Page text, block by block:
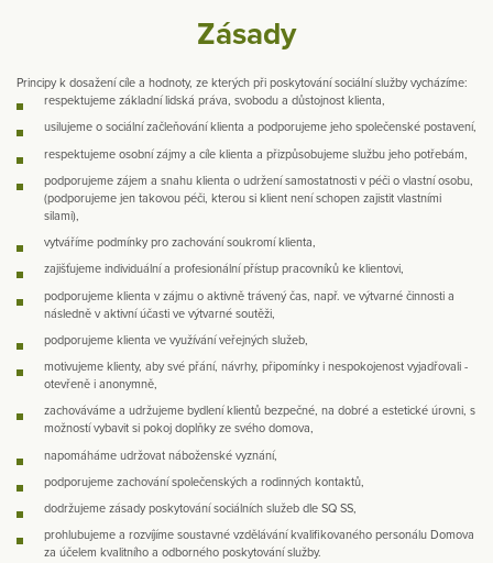
Zásady
Principy k dosažení cíle a hodnoty, ze kterých při poskytování sociální služby vycházíme:
respektujeme základní lidská práva, svobodu a důstojnost klienta,
usilujeme o sociální začleňování klienta a podporujeme jeho společenské postavení,
respektujeme osobní zájmy a cíle klienta a přizpůsobujeme službu jeho potřebám,
podporujeme zájem a snahu klienta o udržení samostatnosti v péči o vlastní osobu,
(podporujeme jen takovou péči, kterou si klient není schopen zajistit vlastními
silami),
vytváříme podmínky pro zachování soukromí klienta,
zajišťujeme individuální a profesionální přístup pracovníků ke klientovi,
podporujeme klienta v zájmu o aktivně trávený čas, např. ve výtvarné činnosti a
následně v aktivní účasti ve výtvarné soutěži,
podporujeme klienta ve využívání veřejných služeb,
motivujeme klienty, aby své přání, návrhy, připomínky i nespokojenost vyjadřovali -
otevřeně i anonymně,
zachováváme a udržujeme bydlení klientů bezpečné, na dobré a estetické úrovni, s
možností vybavit si pokoj doplňky ze svého domova,
napomáháme udržovat náboženské vyznání,
podporujeme zachování společenských a rodinných kontaktů,
dodržujeme zásady poskytování sociálních služeb dle SQ SS,
prohlubujeme a rozvíjíme soustavné vzdělávání kvalifikovaného personálu Domova
za účelem kvalitního a odborného poskytování služby.